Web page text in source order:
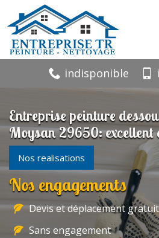
indisponible
Entreprise peinture
Moysan 29650: excellent
Nos realisations
Nos engagements
Devis et déplacement
Sans engagement